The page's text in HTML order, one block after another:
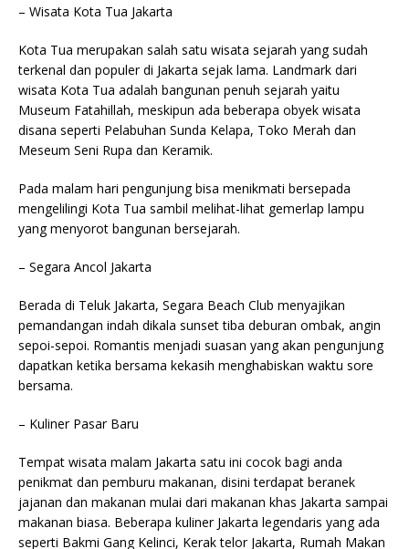
– Wisata Kota Tua Jakarta
Kota Tua merupakan salah satu wisata sejarah yang sudah
terkenal dan populer di Jakarta sejak lama. Landmark dari
wisata Kota Tua adalah bangunan penuh sejarah yaitu
Museum Fatahillah, meskipun ada beberapa obyek wisata
disana seperti Pelabuhan Sunda Kelapa, Toko Merah dan
Meseum Seni Rupa dan Keramik.
Pada malam hari pengunjung bisa menikmati bersepada
mengelilingi Kota Tua sambil melihat-lihat gemerlap lampu
yang menyorot bangunan bersejarah.
– Segara Ancol Jakarta
Berada di Teluk Jakarta, Segara Beach Club menyajikan
pemandangan indah dikala sunset tiba deburan ombak, angin
sepoi-sepoi. Romantis menjadi suasan yang akan pengunjung
dapatkan ketika bersama kekasih menghabiskan waktu sore
bersama.
– Kuliner Pasar Baru
Tempat wisata malam Jakarta satu ini cocok bagi anda
penikmat dan pemburu makanan, disini terdapat beranek
jajanan dan makanan mulai dari makanan khas Jakarta sampai
makanan biasa. Beberapa kuliner Jakarta legendaris yang ada
seperti Bakmi Gang Kelinci, Kerak telor Jakarta, Rumah Makan